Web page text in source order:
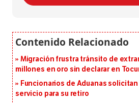
Migración frustra tránsito de
millones en oro sin declarar en
Funcionarios de Aduanas
servicio para su retiro